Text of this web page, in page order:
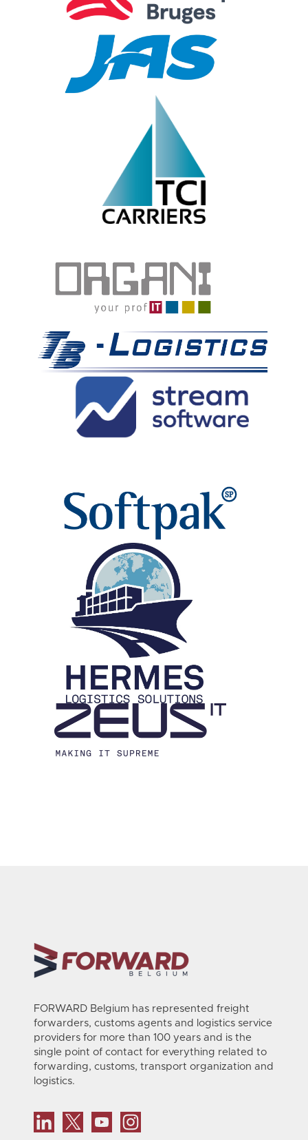
FORWARD Belgium has represented freight
forwarders, customs agents and logistics service
providers for more than 100 years and is the
single point of contact for everything related to
forwarding, customs, transport organization and
logistics.